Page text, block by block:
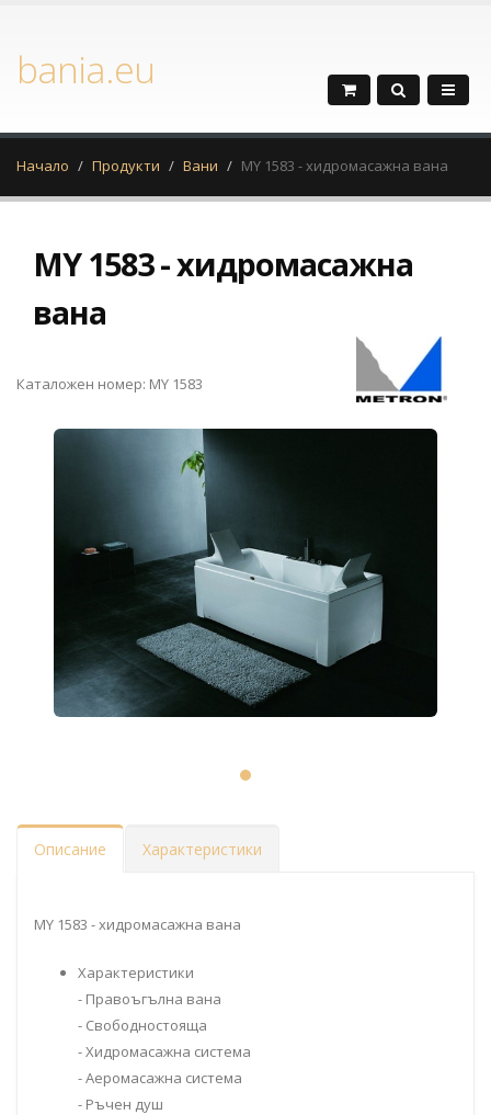
bania.eu
Начало Продукти Вани MY 1583 - хидромасажна вана
MY 1583 - хидромасажна
вана
Каталожен номер: MY 1583
Описание Характеристики
MY 1583 - хидромасажна вана
Характеристики
- Правоъгълна вана
- Свободностояща
- Хидромасажна система
- Аеромасажна система
- Ръчен душ